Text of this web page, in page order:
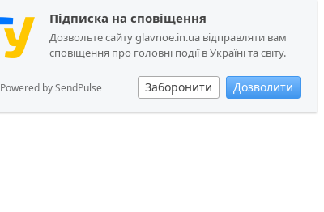
Підписка на сповіщення
Дозвольте сайту glavnoe.in.ua відправляти вам
сповіщення про головні події в Україні та світу.
Заборонити Дозволити
Powered by SendPulse